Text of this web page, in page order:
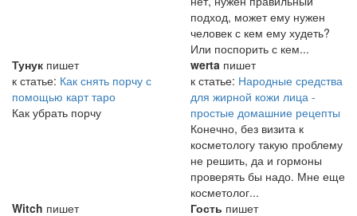
подход, может ему нужен
человек с кем ему худеть?
Или поспорить с кем...
Тунук пишет
к статье: Как снять порчу с
помощью карт таро
Как убрать порчу
werta пишет
к статье: Народные средства
для жирной кожи лица -
простые домашние рецепты
Конечно, без визита к
косметологу такую проблему
не решить, да и гормоны
проверять бы надо. Мне еще
косметолог...
Witch пишет
Гость пишет